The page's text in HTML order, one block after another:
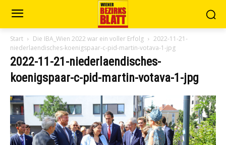
Start Die IBA_Wien 2022 war ein voller Erfolg
2022-11-21-
niederlaendisches-koenigspaar-c-pid-martin-votava-1-jpg
2022-11-21-niederlaendisches-
koenigspaar-c-pid-martin-votava-1-jpg